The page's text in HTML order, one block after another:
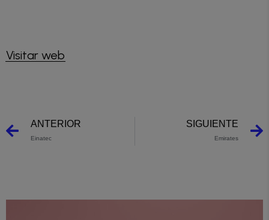
Visitar web
ANTERIOR
Einatec
SIGUIENTE
Emirates